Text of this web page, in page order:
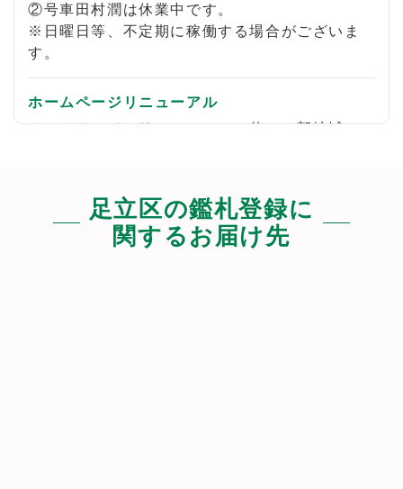
②号車田村潤は休業中です。
※日曜日等、不定期に稼働する場合がございま
す。
ホームページリニューアル
ホームページのリニューアルに伴い一部地域の
ご理解のほど頂きますようお願い申し上げま
足立区の鑑札登録に
関するお届け先